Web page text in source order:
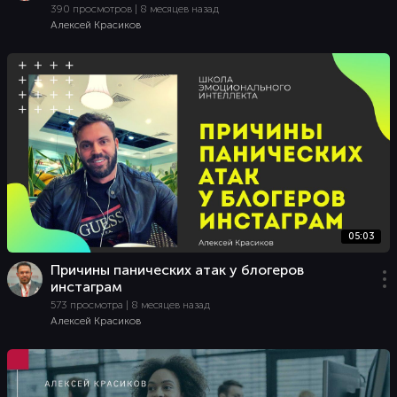
390 просмотров | 8 месяцев назад
Алексей Красиков
05:03
Причины панических атак у блогеров
инстаграм
573 просмотра | 8 месяцев назад
Алексей Красиков